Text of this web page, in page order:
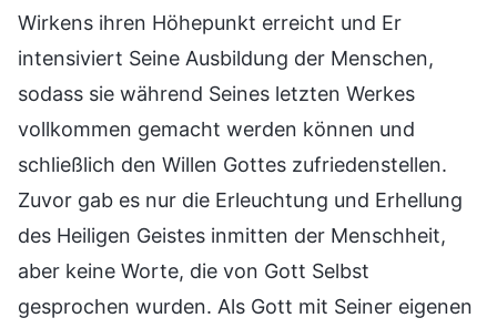
Wirkens ihren Höhepunkt erreicht und Er
intensiviert Seine Ausbildung der Menschen,
sodass sie während Seines letzten Werkes
vollkommen gemacht werden können und
schließlich den Willen Gottes zufriedenstellen.
Zuvor gab es nur die Erleuchtung und Erhellung
des Heiligen Geistes inmitten der Menschheit,
aber keine Worte, die von Gott Selbst
gesprochen wurden. Als Gott mit Seiner eigenen